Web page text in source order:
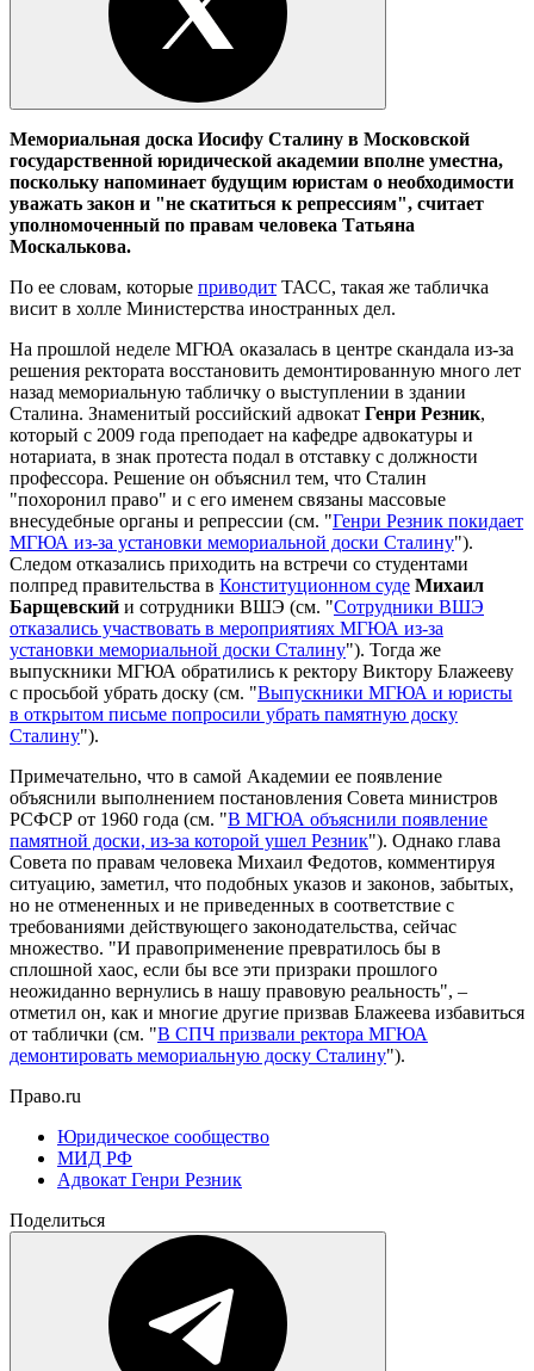
Мемориальная доска Иосифу Сталину в Московской
государственной юридической академии вполне уместна,
поскольку напоминает будущим юристам о необходимости
уважать закон и "не скатиться к репрессиям", считает
уполномоченный по правам человека Татьяна
Москалькова.
По ее словам, которые приводит ТАСС, такая же табличка
висит в холле Министерства иностранных дел.
На прошлой неделе МГЮА оказалась в центре скандала из-за
решения ректората восстановить демонтированную много лет
назад мемориальную табличку о выступлении в здании
Сталина. Знаменитый российский адвокат Генри Резник,
который с 2009 года преподает на кафедре адвокатуры и
нотариата, в знак протеста подал в отставку с должности
профессора. Решение он объяснил тем, что Сталин
"похоронил право" и с его именем связаны массовые
внесудебные органы и репрессии (см. "Генри Резник покидает
МГЮА из-за установки мемориальной доски Сталину").
Следом отказались приходить на встречи со студентами
полпред правительства в Конституционном суде Михаил
Барщевский и сотрудники ВШЭ (см. "Сотрудники ВШЭ
отказались участвовать в мероприятиях МГЮА из-за
установки мемориальной доски Сталину"). Тогда же
выпускники МГЮА обратились к ректору Виктору Блажееву
с просьбой убрать доску (см. "Выпускники МГЮА и юристы
в открытом письме попросили убрать памятную доску
Сталину").
Примечательно, что в самой Академии ее появление
объяснили выполнением постановления Совета министров
РСФСР от 1960 года (см. "В МГЮА объяснили появление
памятной доски, из-за которой ушел Резник"). Однако глава
Совета по правам человека Михаил Федотов, комментируя
ситуацию, заметил, что подобных указов и законов, забытых,
но не отмененных и не приведенных в соответствие с
требованиями действующего законодательства, сейчас
множество. "И правоприменение превратилось бы в
сплошной хаос, если бы все эти призраки прошлого
неожиданно вернулись в нашу правовую реальность", –
отметил он, как и многие другие призвав Блажеева избавиться
от таблички (см. "В СПЧ призвали ректора МГЮА
демонтировать мемориальную доску Сталину").
Право.ru
Юридическое сообщество
МИД РФ
Адвокат Генри Резник
Поделиться